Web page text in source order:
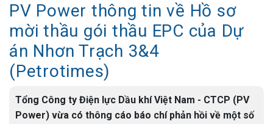
PV Power thông tin về Hồ sơ
mời thầu gói thầu EPC của Dự
án Nhơn Trạch 3&4
(Petrotimes)
Tổng Công ty Điện lực Dầu khí Việt Nam - CTCP (PV
Power) vừa có thông cáo báo chí phản hồi về một số